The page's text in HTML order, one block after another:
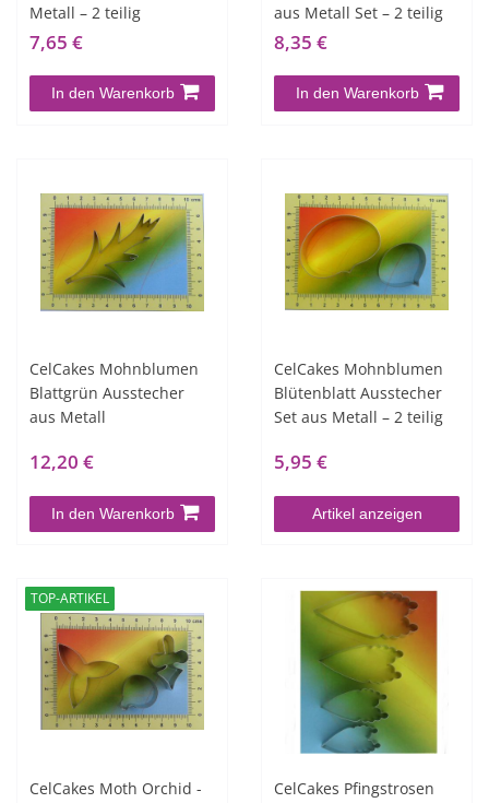
Metall – 2 teilig
7,65 €
In den Warenkorb
aus Metall Set – 2 teilig
8,35 €
In den Warenkorb
CelCakes Mohnblumen
Blattgrün Ausstecher
aus Metall
12,20 €
In den Warenkorb
CelCakes Mohnblumen
Blütenblatt Ausstecher
Set aus Metall – 2 teilig
5,95 €
Artikel anzeigen
TOP-ARTIKEL
CelCakes Moth Orchid -
CelCakes Pfingstrosen